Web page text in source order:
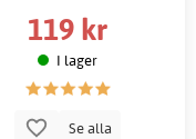
119 kr
I lager
Se alla